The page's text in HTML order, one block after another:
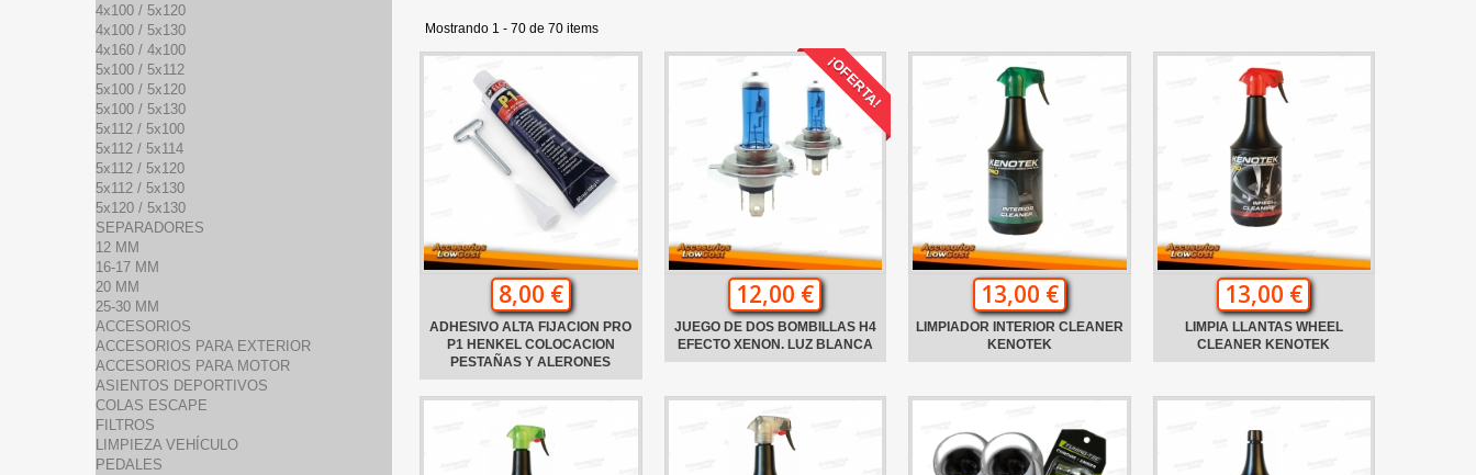
4x100 / 5x120
4x100 / 5x130
4x160 / 4x100
5x100 / 5x112
5x100 / 5x120
5x100 / 5x130
5x112 / 5x100
5x112 / 5x114
5x112 / 5x120
5x112 / 5x130
5x120 / 5x130
SEPARADORES
12 MM
16-17 MM
20 MM
25-30 MM
ACCESORIOS
ACCESORIOS PARA EXTERIOR
ACCESORIOS PARA MOTOR
ASIENTOS DEPORTIVOS
COLAS ESCAPE
FILTROS
LIMPIEZA VEHÍCULO
PEDALES
Mostrando 1 - 70 de 70 items
8,00 €
ADHESIVO ALTA FIJACION PRO
P1 HENKEL COLOCACION
PESTAÑAS Y ALERONES
¡OFERTA!
12,00 €
JUEGO DE DOS BOMBILLAS H4
EFECTO XENON. LUZ BLANCA
13,00 €
LIMPIADOR INTERIOR CLEANER
KENOTEK
13,00 €
LIMPIA LLANTAS WHEEL
CLEANER KENOTEK